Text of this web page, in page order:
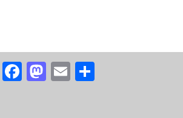
Fa M
E